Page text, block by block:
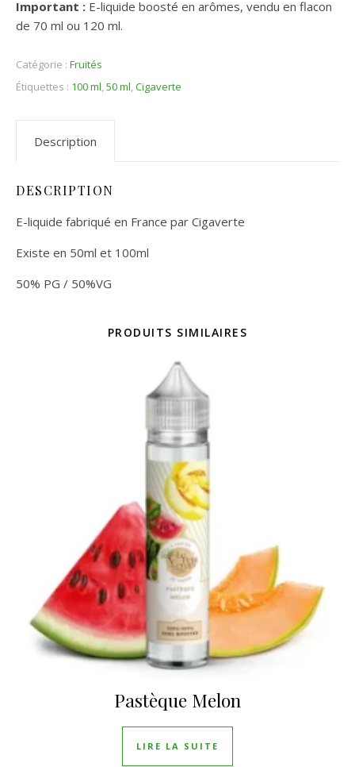
Important : E-liquide boosté en arômes, vendu en flacon
de 70 ml ou 120 ml.
Catégorie : Fruités
Étiquettes : 100 ml,50 ml,Cigaverte
Description
DESCRIPTION
E-liquide fabriqué en France par Cigaverte
Existe en 50ml et 100ml
50% PG / 50%VG
PRODUITS SIMILAIRES
Pastèque Melon
LIRE LA SUITE